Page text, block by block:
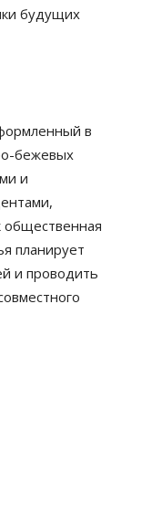
будущих
в
бежевых
и
общественная
планирует
и проводить